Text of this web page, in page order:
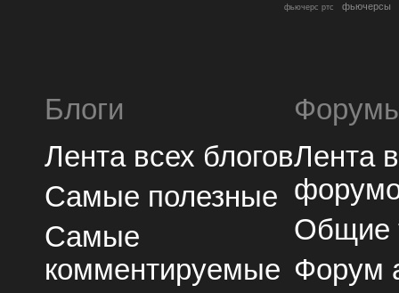
фьючерс ртс фьючерсы
Блоги
Лента всех блогов
Самые полезные
Самые
комментируемые
Лента
Общие
Форум